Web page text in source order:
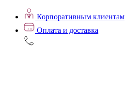
Корпоративным клиентам
Оплата и доставка